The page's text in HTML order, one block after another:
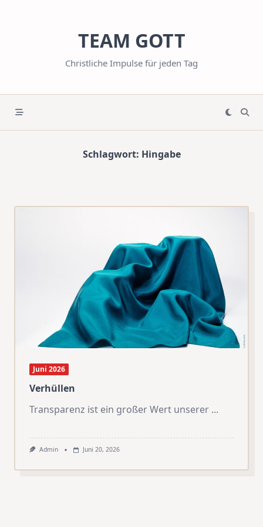
TEAM GOTT
Christliche Impulse für jeden Tag
Schlagwort: Hingabe
Juni 2026
Verhüllen
Transparenz ist ein großer Wert unserer ...
Admin Juni 20, 2026